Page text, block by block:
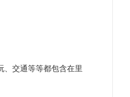
、交通等等都包含在里